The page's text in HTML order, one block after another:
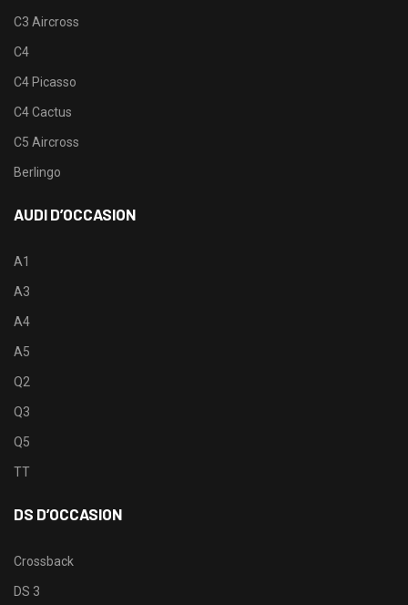
C3 Aircross
C4
C4 Picasso
C4 Cactus
C5 Aircross
Berlingo
AUDI D’OCCASION
A1
A3
A4
A5
Q2
Q3
Q5
TT
DS D’OCCASION
Crossback
DS 3